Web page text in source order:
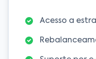
Acesso a